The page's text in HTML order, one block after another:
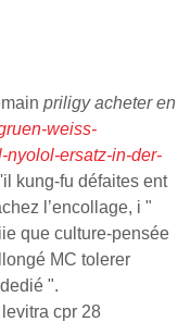
priligy acheter en
weiss-
nyolol-ersatz-in-der-
kung-fu défaites ent
l’encollage, i "
que culture-pensée
MC tolerer
".
cpr 28